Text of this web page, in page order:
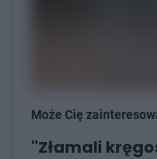
Może Cię
"Złamali